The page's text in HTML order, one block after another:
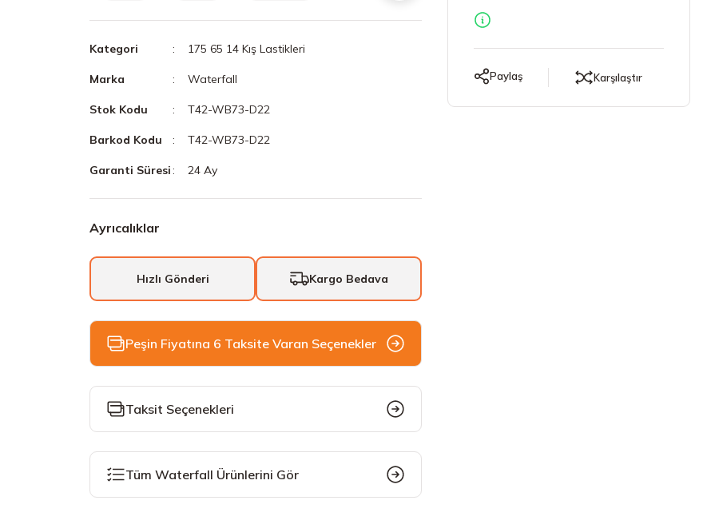
Kategori 175 65 14 Kış Lastikleri
Marka Waterfall
Stok Kodu T42-WB73-D22
Barkod Kodu T42-WB73-D22
Garanti Süresi 24 Ay
Ayrıcalıklar
Hızlı Gönderi Kargo Bedava
Peşin Fiyatına 6 Taksite Varan Seçenekler
Taksit Seçenekleri
Tüm Waterfall Ürünlerini Gör
Paylaş Karşılaştır